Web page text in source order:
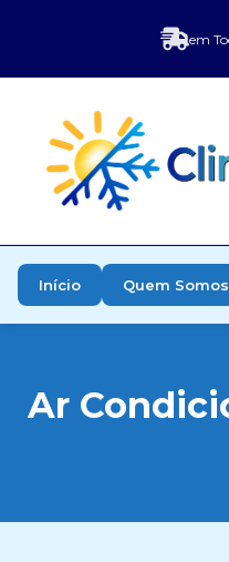
em
Início Quem Somos
Ar